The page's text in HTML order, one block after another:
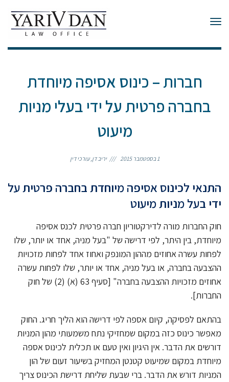
תפריט
חברות – כינוס אסיפה מיוחדת
בחברה פרטית על ידי בעלי מניות
מיעוט
1 בספטמבר 2015 יריב דן, עורכי דין
התנאי לכינוס אסיפה מיוחדת בחברה פרטית על
ידי בעל מניות מיעוט
חוק החברות מורה לדירקטוריון חברה פרטית לכנס אסיפה
מיוחדת, בין היתר, לפי דרישה של "בעל מניה, אחד או יותר, שלו
לפחות עשרה אחוזים מההון המונפק ואחוז אחד לפחות מזכויות
ההצבעה בחברה, או בעל מניה, אחד או יותר, שלו לפחות עשרה
אחוזים מזכויות ההצבעה בחברה" [סעיף 63 (א) (2) של חוק
החברות].
בהתאם לפסיקה, קיום אספה לפי דרישה הוא הליך חריג. החוק
מאפשר כינוס כזה במקום שמחזיקי נתח משמעותי מהון המניות
דורשים את הדבר. אין היגיון ואין טעם או תכלית לכינוס אספה
מיוחדת במקום שמיעוט קטנטן המחזיק בשיעור זעום של הון
המניות דורש את הדבר. ברי שבעת שליחת דרישת הכינוס צריך